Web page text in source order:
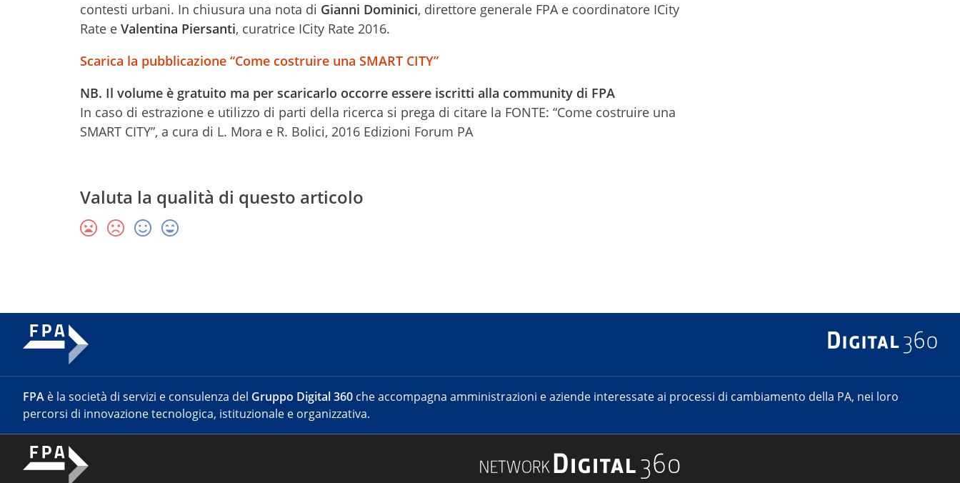
contesti urbani. In chiusura una nota di Gianni Dominici, direttore generale FPA e coordinatore ICity
Rate e Valentina Piersanti, curatrice ICity Rate 2016.
Scarica la pubblicazione “Come costruire una SMART CITY”
NB. Il volume è gratuito ma per scaricarlo occorre essere iscritti alla community di FPA
In caso di estrazione e utilizzo di parti della ricerca si prega di citare la FONTE: “Come costruire una
SMART CITY”, a cura di L. Mora e R. Bolici, 2016 Edizioni Forum PA
Valuta la qualità di questo articolo
FPA è la società di servizi e consulenza del Gruppo Digital 360 che accompagna amministrazioni e aziende interessate ai processi di cambiamento della PA, nei loro
percorsi di innovazione tecnologica, istituzionale e organizzativa.